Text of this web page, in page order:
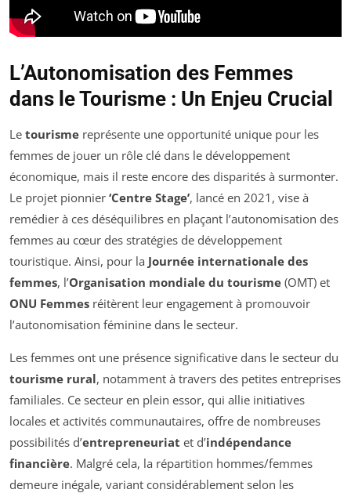
L’Autonomisation des Femmes
dans le Tourisme : Un Enjeu Crucial
Le tourisme représente une opportunité unique pour les
femmes de jouer un rôle clé dans le développement
économique, mais il reste encore des disparités à surmonter.
Le projet pionnier ‘Centre Stage’, lancé en 2021, vise à
remédier à ces déséquilibres en plaçant l’autonomisation des
femmes au cœur des stratégies de développement
touristique. Ainsi, pour la Journée internationale des
femmes, l’Organisation mondiale du tourisme (OMT) et
ONU Femmes réitèrent leur engagement à promouvoir
l’autonomisation féminine dans le secteur.
Les femmes ont une présence significative dans le secteur du
tourisme rural, notamment à travers des petites entreprises
familiales. Ce secteur en plein essor, qui allie initiatives
locales et activités communautaires, offre de nombreuses
possibilités d’entrepreneuriat et d’indépendance
financière. Malgré cela, la répartition hommes/femmes
demeure inégale, variant considérablement selon les